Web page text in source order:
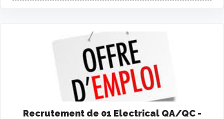
Recrutement de 01 Electrical QA/QC -